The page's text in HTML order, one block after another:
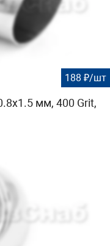
188 ₽/шт
мм, 400 Grit,